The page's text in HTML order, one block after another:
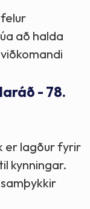
að halda
- 78.
er lagður fyrir
kynningar.